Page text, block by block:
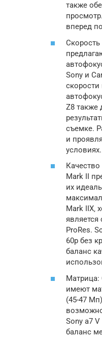
также
вперед
Sony и
скорости
Z8 также
съемке.
и
условиях.
Mark II
их
Mark IIX‚
ProRes.
60p без
баланс
Матрица:
имеют
(45-47
Sony a7
баланс